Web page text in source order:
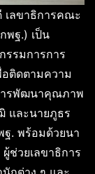
เลขาธิการคณะ
พฐ.) เป็น
รรมการการ
ติดตามความ
ารพัฒนาคุณภาพ
และนายภูธร
ฐ. พร้อมด้วยนา
ช่วยเลขาธิการ